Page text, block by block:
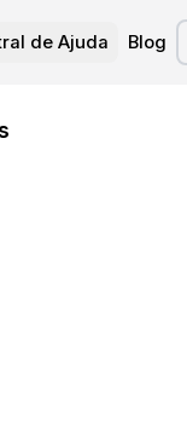
de Ajuda Blog